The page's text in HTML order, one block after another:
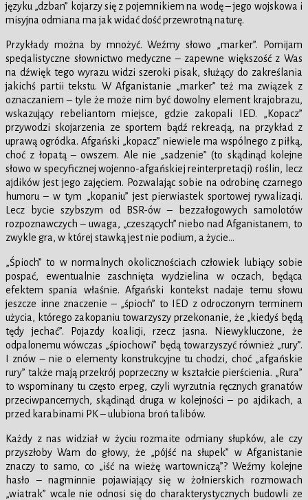
języku „dzban” kojarzy się z pojemnikiem na wodę – jego wojskowa i
misyjna odmiana ma jak widać dość przewrotną naturę.
Przykłady można by mnożyć. Weźmy słowo „marker”. Pomijam
specjalistyczne słownictwo medyczne – zapewne większość z Was
na dźwięk tego wyrazu widzi szeroki pisak, służący do zakreślania
jakichś partii tekstu. W Afganistanie „marker” też ma związek z
oznaczaniem – tyle że może nim być dowolny element krajobrazu,
wskazujący rebeliantom miejsce, gdzie zakopali IED. „Kopacz”
przywodzi skojarzenia ze sportem bądź rekreacją, na przykład z
uprawą ogródka. Afgański „kopacz” niewiele ma wspólnego z piłką,
choć z łopatą – owszem. Ale nie „sadzenie” (to skądinąd kolejne
słowo w specyficznej wojenno-afgańskiej reinterpretacji) roślin, lecz
ajdików jest jego zajęciem. Pozwalając sobie na odrobinę czarnego
humoru – w tym „kopaniu” jest pierwiastek sportowej rywalizacji.
Lecz bycie szybszym od BSR-ów – bezzałogowych samolotów
rozpoznawczych – uwaga, „czeszących” niebo nad Afganistanem, to
zwykle gra, w której stawką jest nie podium, a życie…
„Śpioch” to w normalnych okolicznościach człowiek lubiący sobie
pospać, ewentualnie zaschnięta wydzielina w oczach, będąca
efektem spania właśnie. Afgański kontekst nadaje temu słowu
jeszcze inne znaczenie – „śpioch” to IED z odroczonym terminem
użycia, którego zakopaniu towarzyszy przekonanie, że „kiedyś będą
tędy jechać”. Pojazdy koalicji, rzecz jasna. Niewykluczone, że
odpalonemu wówczas „śpiochowi” będą towarzyszyć również „rury”.
I znów – nie o elementy konstrukcyjne tu chodzi, choć „afgańskie
rury” także mają przekrój poprzeczny w kształcie pierścienia. „Rura”
to wspominany tu często erpeg, czyli wyrzutnia ręcznych granatów
przeciwpancernych, skądinąd druga w kolejności – po ajdikach, a
przed karabinami PK – ulubiona broń talibów.
Każdy z nas widział w życiu rozmaite odmiany słupków, ale czy
przyszłoby Wam do głowy, że „pójść na słupek” w Afganistanie
znaczy to samo, co „iść na wieżę wartowniczą”? Weźmy kolejne
hasło – nagminnie pojawiający się w żołnierskich rozmowach
„wiatrak” wcale nie odnosi się do charakterystycznych budowli ze